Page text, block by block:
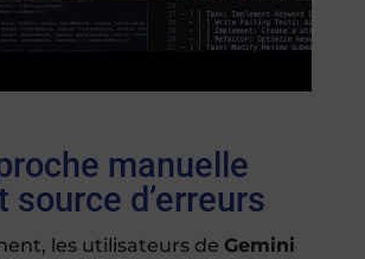
manuelle
source d’erreurs
les utilisateurs de Gemini